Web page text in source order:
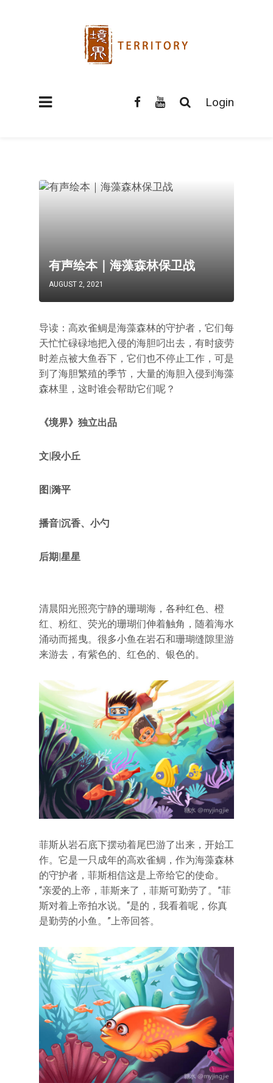
Login
有声绘本｜海藻森林保卫战
AUGUST 2, 2021
导读：高欢雀鲷是海藻森林的守护者，它们每
天忙忙碌碌地把入侵的海胆叼出去，有时疲劳
时差点被大鱼吞下，它们也不停止工作，可是
到了海胆繁殖的季节，大量的海胆入侵到海藻
森林里，这时谁会帮助它们呢？
《境界》独立出品
文|段小丘
图|漪平
播音|沉香、小勺
后期|星星
清晨阳光照亮宁静的珊瑚海，各种红色、橙
红、粉红、荧光的珊瑚们伸着触角，随着海水
涌动而摇曳。很多小鱼在岩石和珊瑚缝隙里游
来游去，有紫色的、红色的、银色的。
菲斯从岩石底下摆动着尾巴游了出来，开始工
作。它是一只成年的高欢雀鲷，作为海藻森林
的守护者，菲斯相信这是上帝给它的使命。
“亲爱的上帝，菲斯来了，菲斯可勤劳了。”菲
斯对着上帝拍水说。“是的，我看着呢，你真
是勤劳的小鱼。”上帝回答。